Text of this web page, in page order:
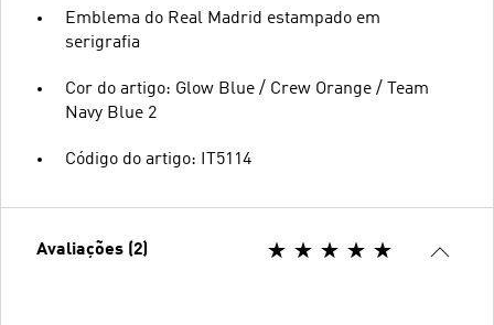
Emblema do Real Madrid estampado em
serigrafia
Cor do artigo: Glow Blue / Crew Orange / Team
Navy Blue 2
Código do artigo: IT5114
Avaliações (2)